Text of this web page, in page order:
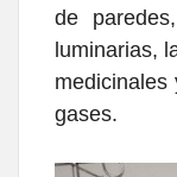
de
luminarias,
gases.